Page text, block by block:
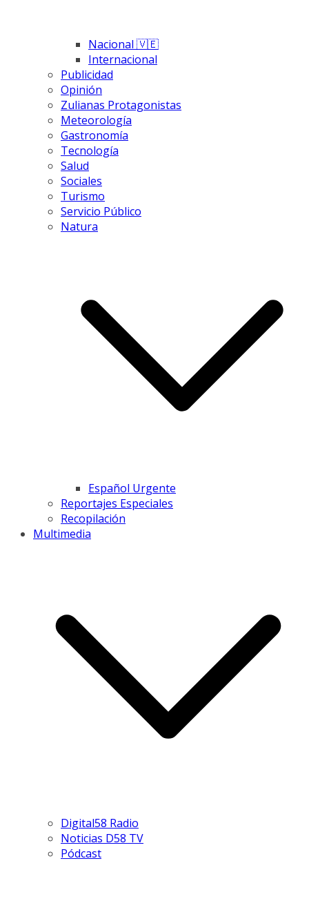
Nacional 🇻🇪
Internacional
Publicidad
Opinión
Zulianas Protagonistas
Meteorología
Gastronomía
Tecnología
Salud
Sociales
Turismo
Servicio Público
Natura
Español Urgente
Reportajes Especiales
Recopilación
Multimedia
Digital58 Radio
Noticias D58 TV
Pódcast